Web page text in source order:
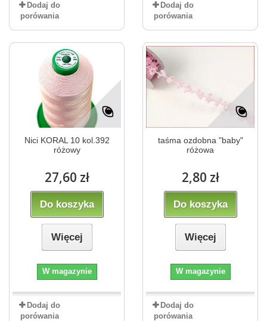
Dodaj do
porówania
Dodaj do
porówania
Nici KORAL 10 kol.392
różowy
27,60 zł
Do koszyka
Więcej
W magazynie
Dodaj do
porówania
taśma ozdobna "baby"
różowa
2,80 zł
Do koszyka
Więcej
W magazynie
Dodaj do
porówania